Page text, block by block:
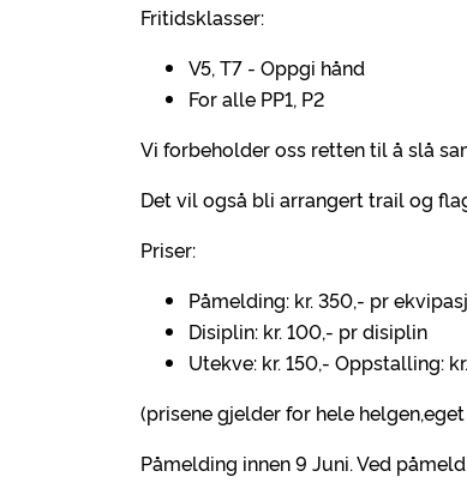
Fritidsklasser:
V5, T7 - Oppgi hånd
For alle PP1, P2
Vi forbeholder oss retten til å slå
Det vil også bli arrangert trail og
Priser:
Påmelding: kr. 350,- pr
Disiplin: kr. 100,- pr disiplin
Utekve: kr. 150,- Oppstalling:
(prisene gjelder for hele
Påmelding innen 9 Juni. Ved